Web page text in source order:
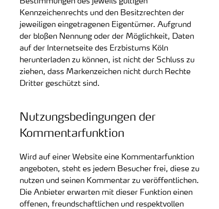
Kennzeichenrechts und den Besitzrechten der
jeweiligen eingetragenen Eigentümer. Aufgrund
der bloßen Nennung oder der Möglichkeit, Daten
auf der Internetseite des Erzbistums Köln
herunterladen zu können, ist nicht der Schluss zu
ziehen, dass Markenzeichen nicht durch Rechte
Dritter geschützt sind.
Nutzungsbedingungen der
Kommentarfunktion
Wird auf einer Website eine Kommentarfunktion
angeboten, steht es jedem Besucher frei, diese zu
nutzen und seinen Kommentar zu veröffentlichen.
Die Anbieter erwarten mit dieser Funktion einen
offenen, freundschaftlichen und respektvollen